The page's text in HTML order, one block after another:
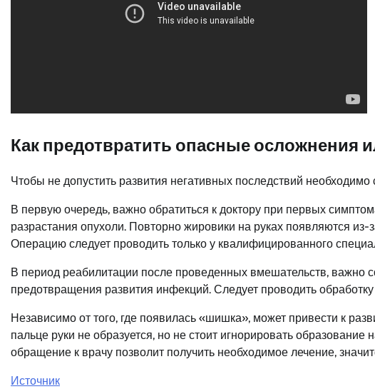
Как предотвратить опасные осложнения
Чтобы не допустить развития негативных последствий
В первую очередь, важно обратиться к доктору при первых
разрастания опухоли. Повторно жировики на руках появляются
Операцию следует проводить только у квалифицированного
В период реабилитации после проведенных вмешательств, важно
предотвращения развития инфекций. Следует проводить
Независимо от того, где появилась «шишка», может привести к
пальце руки не образуется, но не стоит игнорировать
обращение к врачу позволит получить необходимое лечение,
Источник